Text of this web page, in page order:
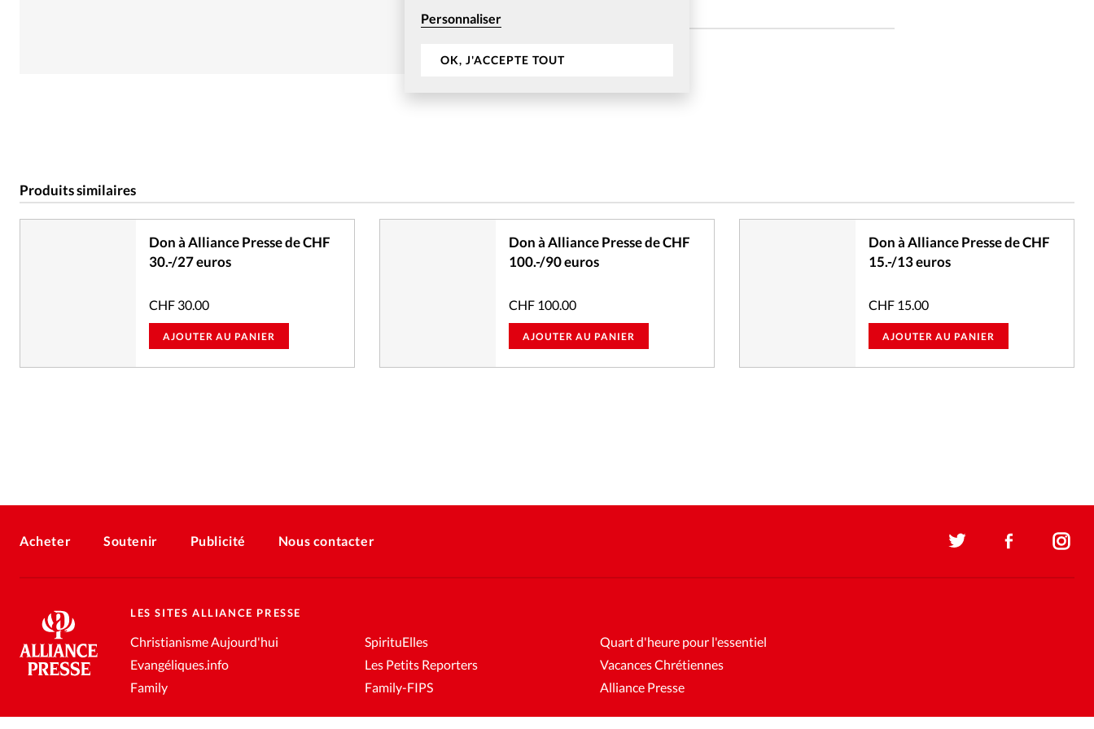
Personnaliser
OK, J'ACCEPTE TOUT
Description
Don général à Alliance Presse
Produits similaires
Don à Alliance Presse de CHF
30.-/27 euros
CHF 30.00
AJOUTER AU PANIER
Don à Alliance Presse de CHF
100.-/90 euros
CHF 100.00
AJOUTER AU PANIER
Don à Alliance Presse de CHF
15.-/13 euros
CHF 15.00
AJOUTER AU PANIER
Acheter Soutenir Publicité Nous contacter
LES SITES ALLIANCE PRESSE
Christianisme Aujourd'hui
Evangéliques.info
Family
SpirituElles
Les Petits Reporters
Family-FIPS
Quart d'heure pour l'essentiel
Vacances Chrétiennes
Alliance Presse